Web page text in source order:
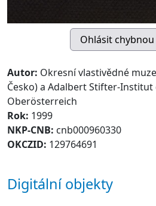
Autor: Okresní vlastivědné
Česko) a Adalbert Stifter-Institut
Oberösterreich
Rok: 1999
NKP-CNB: cnb000960330
OKCZID: 129764691
Digitální objekty